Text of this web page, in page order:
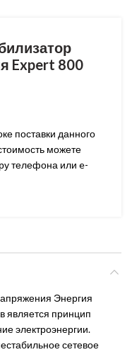
Expert 800
поставки данного
можете
телефона или e-
Энергия
является принцип
электроэнергии.
сетевое